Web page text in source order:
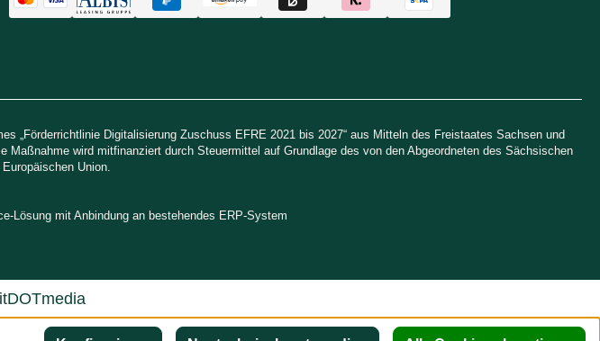
„Förderrichtlinie Digitalisierung Zuschuss EFRE 2021 bis 2027“ aus Mitteln des Freistaates Sachsen und
Maßnahme wird mitfinanziert durch Steuermittel auf Grundlage des von den Abgeordneten des Sächsischen
Union.
Lösung mit Anbindung an bestehendes ERP-System
itDOTmedia